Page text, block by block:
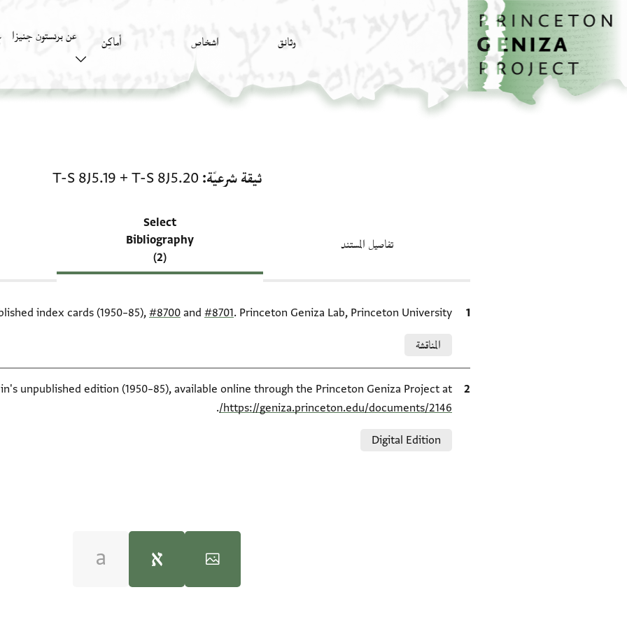
تخطي إلى المحتوى الرئيسي
الصفحة الرئيسية
وثائق اشخاص أَماكِن عن برنستون جنيزا
ثيقة شرعيّة T-S 8J5.20
+
T-S 8J5.19
تفاصيل المستند
Select
Bibliography
(2)
الاقتباس المرجعي index cards (1950–85), #8700 and #8701. Princeton Geniza Lab, Princeton University.
المناقشة
الاقتباس المرجعي
unpublished edition (1950–85), available online through the Princeton Geniza Project at
https://geniza.princeton.edu/documents/2146/
.
Digital Edition